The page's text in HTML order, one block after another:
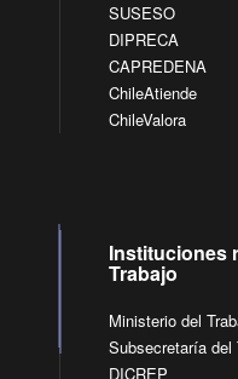
SUSESO
DIPRECA
CAPREDENA
ChileAtiende
ChileValora
Instituciones
Trabajo
Ministerio del
Subsecretaría del
DICREP